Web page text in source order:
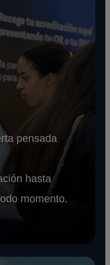
pensada
hasta
momento.